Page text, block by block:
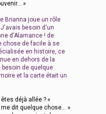
»
Brianna joue un rôle
besoin d'un
d'Alamance ! de
chose de facile à se
en histoire, ce
en dehors de la
besoin de quelque
et la carte était un
êtes déjà allée ? «
me dit quelque chose... »